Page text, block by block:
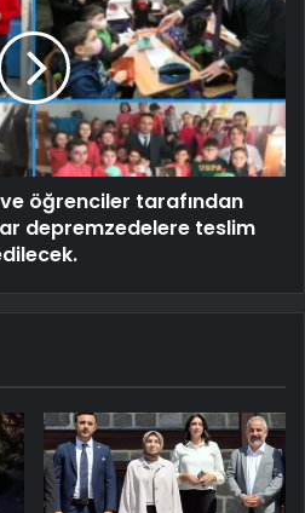
öğrenciler tarafından
depremzedelere teslim